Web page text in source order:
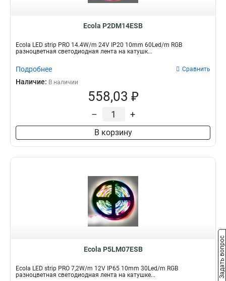
Ecola P2DM14ESB
Ecola LED strip PRO 14.4W/m 24V IP20 10mm 60Led/m RGB
разноцветная светодиодная лента на катушк...
Подробнее Сравнить
Наличие: В наличии
558,03 ₽
– +
В корзину
Ecola P5LM07ESB
Ecola LED strip PRO 7,2W/m 12V IP65 10mm 30Led/m RGB
разноцветная светодиодная лента на катушке...
Задать вопрос